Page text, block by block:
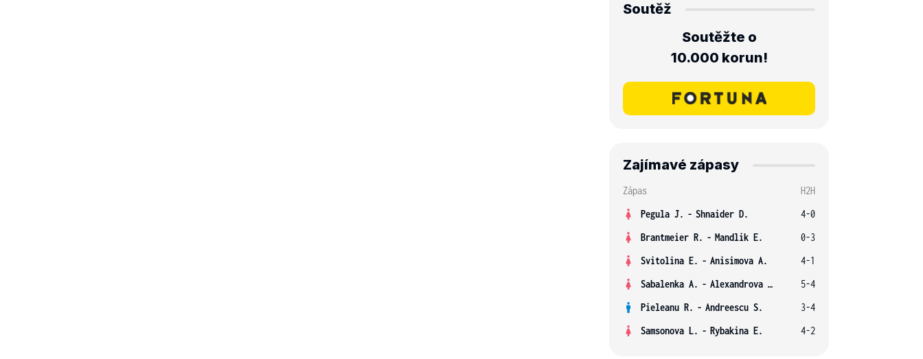
Soutěž
Soutěžte o
10.000 korun!
Zajímavé zápasy
Zápas
H2H
Pegula J. - Shnaider D.
4-0
Brantmeier R. - Mandlik E.
0-3
Svitolina E. - Anisimova A.
4-1
Sabalenka A. - Alexandrova E.
5-4
Pieleanu R. - Andreescu S.
3-4
Samsonova L. - Rybakina E. 4-2